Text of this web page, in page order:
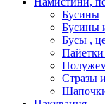
Бусины
Бусины
Бусы ,
Стразы